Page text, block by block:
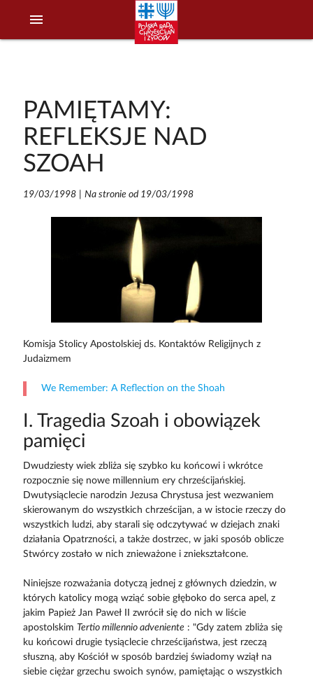
menu
PAMIĘTAMY:
REFLEKSJE NAD
SZOAH
19/03/1998| Na stronie od 19/03/1998
Komisja Stolicy Apostolskiej ds. Kontaktów Religijnych z
Judaizmem
We Remember: A Reflection on the Shoah
I. Tragedia Szoah i obowiązek
pamięci
Dwudziesty wiek zbliża się szybko ku końcowi i wkrótce
rozpocznie się nowe millennium ery chrześcijańskiej.
Dwutysiąclecie narodzin Jezusa Chrystusa jest wezwaniem
skierowanym do wszystkich chrześcijan, a w istocie rzeczy do
wszystkich ludzi, aby starali się odczytywać w dziejach znaki
działania Opatrzności, a także dostrzec, w jaki sposób oblicze
Stwórcy zostało w nich znieważone i zniekształcone.
Niniejsze rozważania dotyczą jednej z głównych dziedzin, w
których katolicy mogą wziąć sobie głęboko do serca apel, z
jakim Papież Jan Paweł II zwrócił się do nich w liście
apostolskim Tertio millennio adveniente : "Gdy zatem zbliża się
ku końcowi drugie tysiąclecie chrześcijaństwa, jest rzeczą
słuszną, aby Kościół w sposób bardziej świadomy wziął na
siebie ciężar grzechu swoich synów, pamiętając o wszystkich